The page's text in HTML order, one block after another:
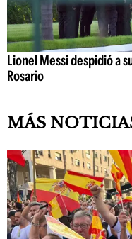
Lionel Messi despidió a
Rosario
MÁS